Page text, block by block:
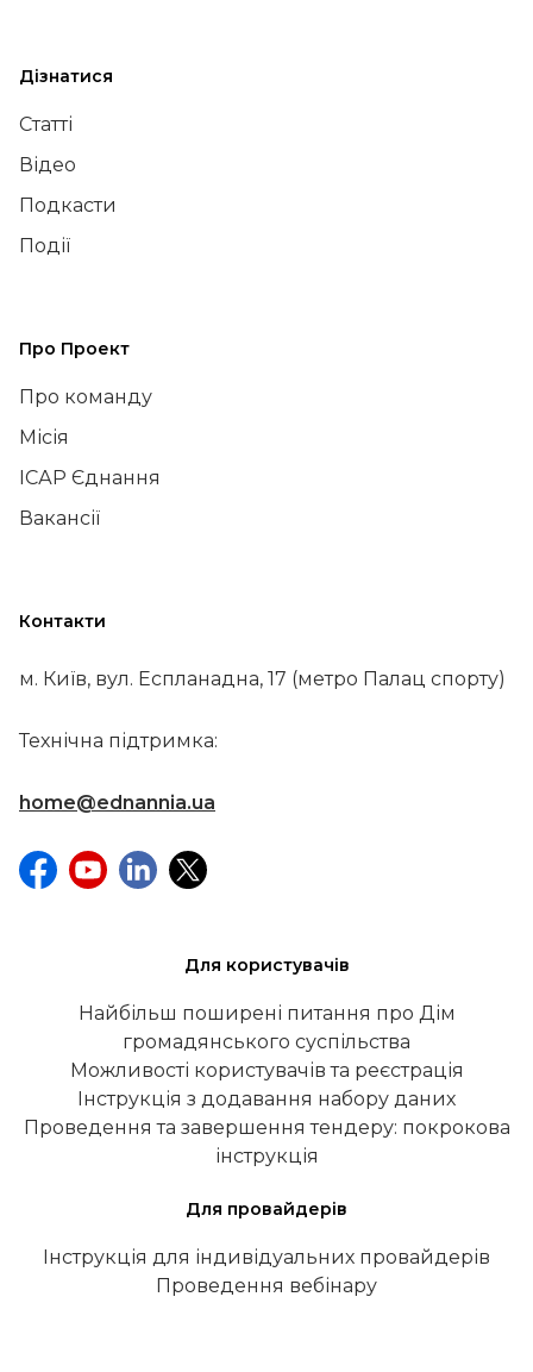
Дізнатися
Статті
Відео
Подкасти
Події
Про Проект
Про команду
Місія
ІСАР Єднання
Вакансії
Контакти
м. Київ, вул. Еспланадна, 17 (метро Палац спорту)
Технічна підтримка:
home@ednannia.ua
Для користувачів
Найбільш поширені питання про Дім
громадянського суспільства
Можливості користувачів та реєстрація
Інструкція з додавання набору даних
Проведення та завершення тендеру: покрокова
інструкція
Для провайдерів
Інструкція для індивідуальних провайдерів
Проведення вебінару